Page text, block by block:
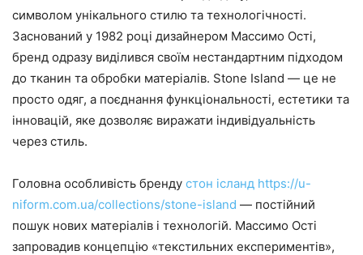
символом унікального стилю та технологічності.
Заснований у 1982 році дизайнером Массимо Ості,
бренд одразу виділився своїм нестандартним підходом
до тканин та обробки матеріалів. Stone Island — це не
просто одяг, а поєднання функціональності, естетики та
інновацій, яке дозволяє виражати індивідуальність
через стиль.
Головна особливість бренду стон ісланд https://u-
niform.com.ua/collections/stone-island — постійний
пошук нових матеріалів і технологій. Массимо Ості
запровадив концепцію «текстильних експериментів»,